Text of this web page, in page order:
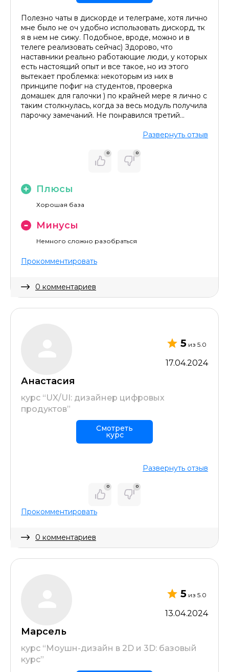
Полезно чаты в дискорде и телеграме, хотя лично
мне было не оч удобно использовать дискорд, тк
я в нем не сижу. Подобное, вроде, можно и в
телеге реализовать сейчас) Здорово, что
наставники реально работающие люди, у которых
есть настоящий опыт и все такое, но из этого
вытекает проблемка: некоторым из них в
принципе пофиг на студентов, проверка
домашек для галочки ) по крайней мере я лично с
таким столкнулась, когда за весь модуль получила
парочку замечаний. Не понравился третий
модуля классная, тут вопросов нет, супер, что
реальной задачей, сотрудничая со
стейкхолдерами. Но))) как-то хотелось бы
продуктовой задачей, а не корпоративный сайт
рисовать по итогу. Было бы здорово, если бы
помогали с составлением резюме и портфолио,
артдиром/лидом, или хотя бы вебинар, на
котором разбирали бы ошибки и как лучше
составить такие вещи, чтобы повысить шанс
Развернуть отзыв
0 0
Плюсы
Хорошая база
Минусы
Немного сложно разобраться
Прокомментировать
0 комментариев
5 из 5.0
17.04.2024
Анастасия
курс “UX/UI: дизайнер цифровых
продуктов”
Смотреть
курс
Развернуть отзыв
0 0
Прокомментировать
0 комментариев
5из 5.0
13.04.2024
Марсель
курс “Моушн-дизайн в 2D и 3D: базовый
курс”